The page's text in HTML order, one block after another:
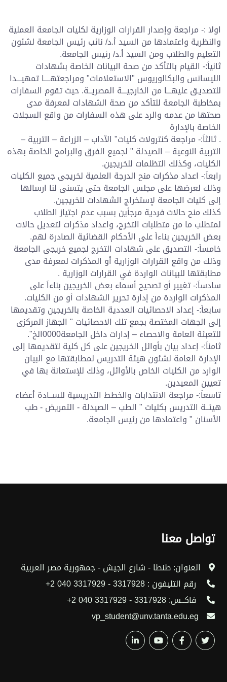
اولا :- مراجعة وإصدار القرارات الوزارية لكليات الجامعة العملية
والنظرية واعتمادها من السيد أ.د/ نائب رئيس الجامعة لشئون
التعليم والطلاب ومن السيد أ.د/ رئيس الجامعة.
ثانياَ:- القيام بالتأكد من صحة البيانات الخاصة بشهادات
الليسانس والبكالوريوس "الاستعلامات" ومراجعتهــــا تمهيـــدا
للتصديـق عليهـــا من الخارجيـــة المصريــة. حيث تقوم السفارات
بمخاطبة الجامعة للتأكد من صحة الشهادات لمعرفة مدى
صحتها من عدمه والرد على هذه السفارات من واقع السجلات
الخاصة بالإدارة
. ثالثاَ:- مراجعة كنترولات كليات" الآداب – الزراعة – التربية –
التربية النوعية – الصيدلة " لجميع الفرق والبرامج الخاصة بهذه
الكليات، وكذلك التظلمات للخريجين.
رابعاَ:- اعداد مذكرات منح الدرجة العلمية لخريجى جميع الكليات
وذلك لعرضها على مجلس الجامعة حتى يتسنى لنا ارسالها
إلى كليات الجامعة لإستخراج الشهادات للخريجين.
كذلك منح حالات فردية مرجأين بسبب عدم اجتياز الطلاب
لمتطلب ما من متطلبات التخرج، واعداد مذكرات لتعديل حالات
بعض الخريجين بناءاَ على الأحكام القضائية الصادرة لهم.
خامساَ:- التصديق على شهادات التخرج لجميع خريجى الجامعة
وذلك من واقع القرارات الوزارية أو المذكرات لمعرفة مدى
مطابقتها للبيانات الواردة في القرارات الوزارية .
سادساَ:- تغيير أو تصحيح أسماء بعض الخريجين بناءاَ على
المذكرات الواردة من إدارة تحرير الشهادات أو من الكليات.
سابعاَ:- إعداد الاحصائيات العددية الخاصة بالخريجين وتقديمها
إلى الجهات المختصة بجمع تلك الاحصائيات " الجهاز المركزى
للتعبئة العامة والاحصاء – إدارات داخل الجامعة0000الخ".
ثامناَ:- إعداد بيان بأوائل الخريجين على كل كلية لتقديمها إلى
الإدارة العامة لشئون هيئة التدريس لمطابقتها مع البيان
الوارد من الكليات الخاص بالأوائل، وذلك للإستعانة بها في
تعيين المعيدين.
تاسعاَ:- مراجعة الانتدابات والخطط التدريسية للســادة أعضاء
هيئــة التدريس بكليات " الطب – الصيدلة - التمريض - طب
الأسنان " واعتمادها من رئيس الجامعة.
تواصل معنا
العنوان: طنطا - شارع الجيش - جمهورية مصر العربية
رقم التليفون : 3317928 - 3317929 040 2+
فاكــس: 3317928 - 3317929 040 2+
vp_student@unv.tanta.edu.eg